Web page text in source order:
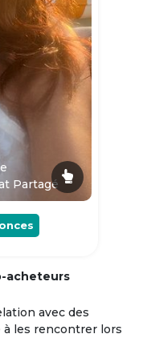
Partagé
acheteurs
avec des
les rencontrer lors